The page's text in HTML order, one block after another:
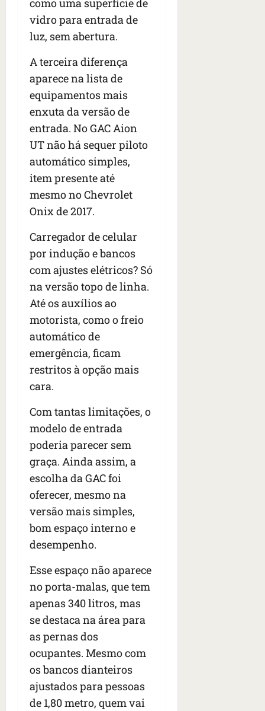
vidro para entrada de
luz, sem abertura.
A terceira diferença
aparece na lista de
equipamentos mais
enxuta da versão de
entrada. No GAC Aion
UT não há sequer piloto
automático simples,
item presente até
mesmo no Chevrolet
Onix de 2017.
Carregador de celular
por indução e bancos
com ajustes elétricos? Só
na versão topo de linha.
Até os auxílios ao
motorista, como o freio
automático de
emergência, ficam
restritos à opção mais
cara.
Com tantas limitações, o
modelo de entrada
poderia parecer sem
graça. Ainda assim, a
escolha da GAC foi
oferecer, mesmo na
versão mais simples,
bom espaço interno e
desempenho.
Esse espaço não aparece
no porta-malas, que tem
apenas 340 litros, mas
se destaca na área para
as pernas dos
ocupantes. Mesmo com
os bancos dianteiros
ajustados para pessoas
de 1,80 metro, quem vai